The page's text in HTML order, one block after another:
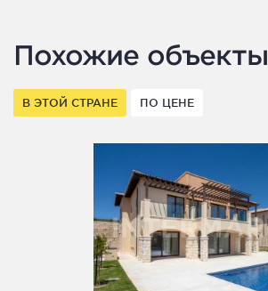
Похожие объекты
В ЭТОЙ СТРАНЕ ПО ЦЕНЕ